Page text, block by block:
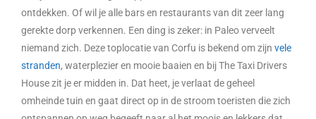
ontdekken. Of wil je alle bars en restaurants van dit zeer lang
gerekte dorp verkennen. Een ding is zeker: in Paleo verveelt
niemand zich. Deze toplocatie van Corfu is bekend om zijn vele
stranden, waterplezier en mooie baaien en bij The Taxi Drivers
House zit je er midden in. Dat heet, je verlaat de geheel
omheinde tuin en gaat direct op in de stroom toeristen die zich